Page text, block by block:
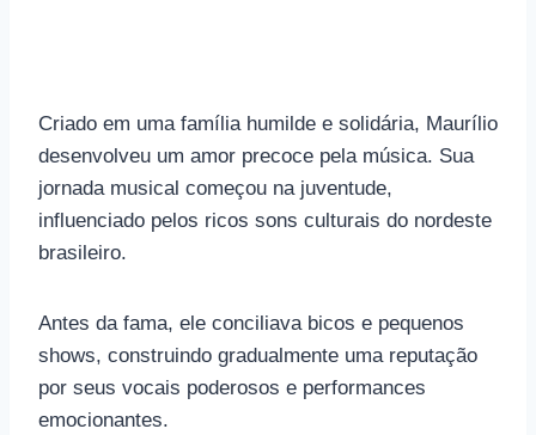
Criado em uma família humilde e solidária, Maurílio
desenvolveu um amor precoce pela música. Sua
jornada musical começou na juventude,
influenciado pelos ricos sons culturais do nordeste
brasileiro.
Antes da fama, ele conciliava bicos e pequenos
shows, construindo gradualmente uma reputação
por seus vocais poderosos e performances
emocionantes.